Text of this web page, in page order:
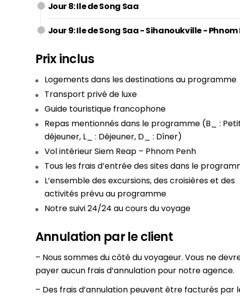
Jour 8: Ile de Song Saa
Jour 9: Ile de Song Saa - Sihanoukville -
Prix inclus
Logements dans les destinations au programme
Transport privé de luxe
Guide touristique francophone
Repas mentionnés dans le programme (B_ :
déjeuner, L_ : Déjeuner, D_ : Dîner)
Vol intérieur Siem Reap – Phnom Penh
Tous les frais d’entrée des sites dans le
L’ensemble des excursions, des croisières et des
activités prévu au programme
Notre suivi 24/24 au cours du voyage
Annulation par le client
– Nous sommes du côté du voyageur. Vous ne
payer aucun frais d’annulation pour notre agence.
– Des frais d’annulation peuvent être facturés par